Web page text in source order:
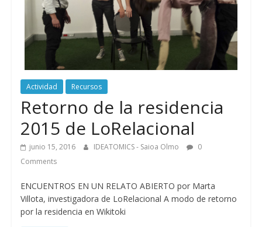
Actividad Recursos
Retorno de la residencia
2015 de LoRelacional
junio 15, 2016 IDEATOMICS - Saioa Olmo
0
Comments
ENCUENTROS EN UN RELATO ABIERTO por Marta
Villota, investigadora de LoRelacional A modo de retorno
por la residencia en Wikitoki